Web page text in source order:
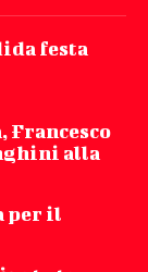
festa
Francesco
alla
per il